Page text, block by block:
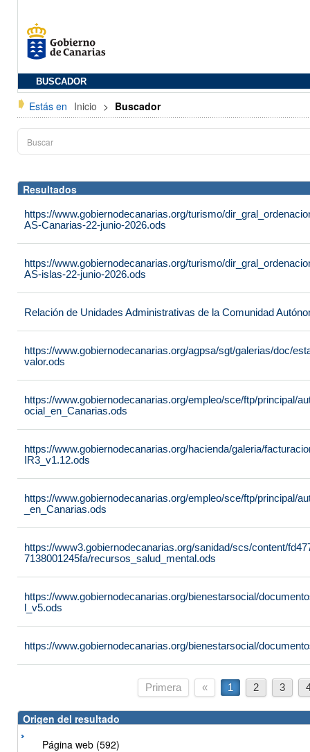
BUSCADOR
Estás en Inicio > Buscador
Resultados
https://www.gobiernodecanarias.org/turismo/
AS-Canarias-22-junio-2026.ods
https://www.gobiernodecanarias.org/turismo/
AS-islas-22-junio-2026.ods
Relación de Unidades Administrativas de la Comunidad
https://www.gobiernodecanarias.org/agpsa/sgt/galerias/doc/
valor.ods
https://www.gobiernodecanarias.org/empleo/sce/ftp/principal/
ocial_en_Canarias.ods
https://www.gobiernodecanarias.org/hacienda/galeria/
IR3_v1.12.ods
https://www.gobiernodecanarias.org/empleo/sce/ftp/principal/
_en_Canarias.ods
https://www3.gobiernodecanarias.org/sanidad/scs/content/
7138001245fa/recursos_salud_mental.ods
https://www.gobiernodecanarias.org/bienestarsocial/
l_v5.ods
https://www.gobiernodecanarias.org/bienestarsocial/
Primera « 1 2 3
Origen del resultado
Página web (592)